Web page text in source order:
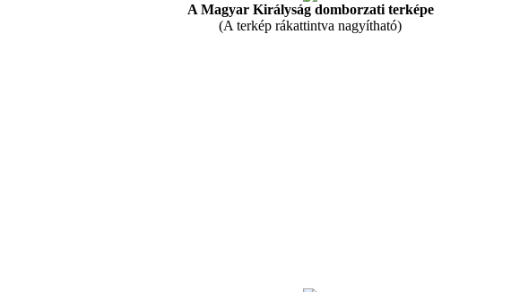
A Magyar Királyság domborzati terképe
(A terkép rákattintva nagyítható)